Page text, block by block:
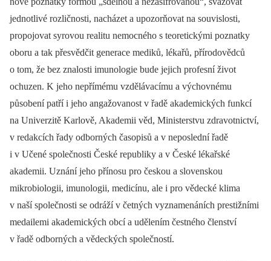
jednotlivé rozličnosti, nacházet a upozorňovat na souvislosti,
propojovat syrovou realitu nemocného s teoretickými poznatky
oboru a tak přesvědčit generace mediků, lékařů, přírodovědců
o tom, že bez znalosti imunologie bude jejich profesní život
ochuzen. K jeho nepřímému vzdělávacímu a výchovnému
působení patří i jeho angažovanost v řadě akademických funkcí
na Univerzitě Karlově, Akademii věd, Ministerstvu zdravotnictví,
v redakcích řady odborných časopisů a v neposlední řadě
i v Učené společnosti České republiky a v České lékařské
akademii. Uznání jeho přínosu pro českou a slovenskou
mikrobio­logii, imunologii, medicínu, ale i pro vědecké klima
v naší společnosti se odráží v četných vyznamenáních prestižními
medailemi akademických obcí a udělením čestného členství
v řadě odborných a vědeckých společností.